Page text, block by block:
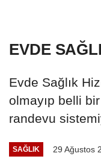
EVDE
Evde Sağlık
olmayıp belli
randevu
SAĞLIK 29 Ağustos